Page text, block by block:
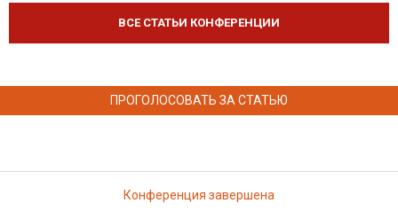
ВСЕ СТАТЬИ КОНФЕРЕНЦИИ
ПРОГОЛОСОВАТЬ ЗА СТАТЬЮ
Конференция завершена